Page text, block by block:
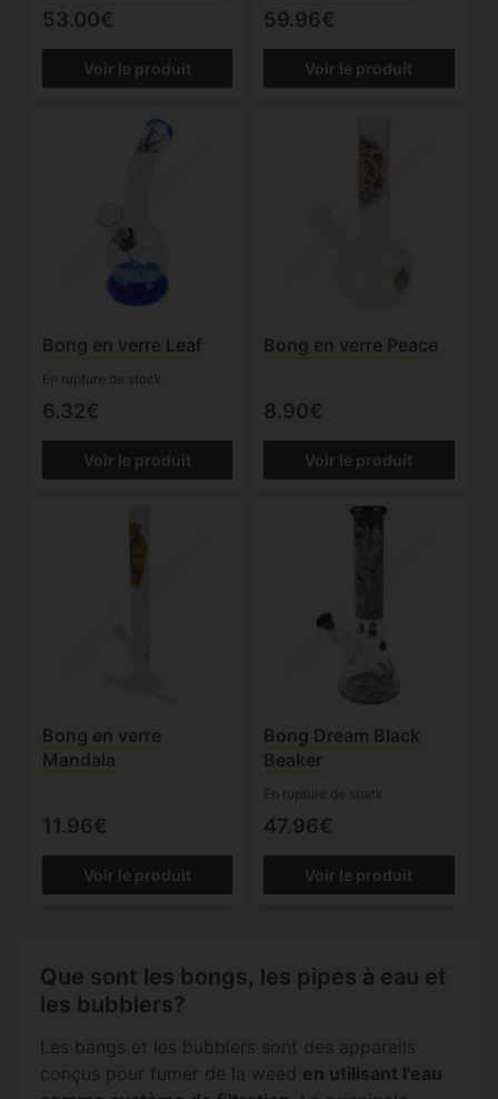
53.00€
Voir le produit
59.96€
Voir le produit
Bong en verre Leaf
En rupture de stock
6.32€
Voir le produit
Bong en verre Peace
8.90€
Voir le produit
Bong en verre
Mandala
11.96€
Voir le produit
Bong Dream Black
Beaker
En rupture de stock
47.96€
Voir le produit
Que sont les bongs, les pipes à eau et
les bubblers?
Les bangs et les bubblers sont des appareils
conçus pour fumer de la weed en utilisant l'eau